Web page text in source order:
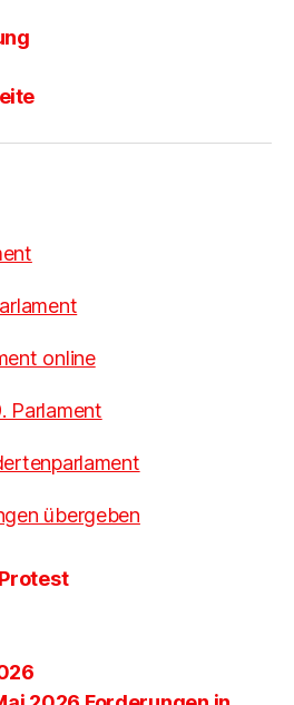
online
Parlament
übergeben